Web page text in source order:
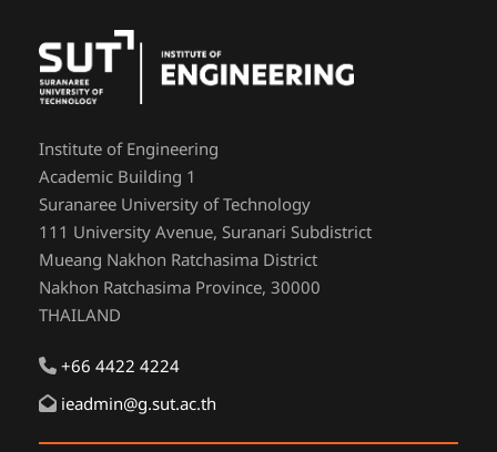
Institute of Engineering
Academic Building 1
Suranaree University of Technology
111 University Avenue, Suranari Subdistrict
Mueang Nakhon Ratchasima District
Nakhon Ratchasima Province, 30000
THAILAND
+66 4422 4224
ieadmin@g.sut.ac.th